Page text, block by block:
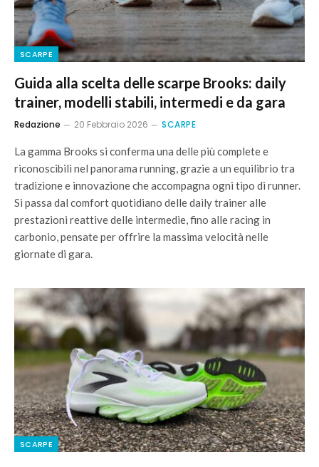
SCARPE
Guida alla scelta delle scarpe Brooks: daily
trainer, modelli stabili, intermedi e da gara
Redazione 20 Febbraio 2026 SCARPE
La gamma Brooks si conferma una delle più complete e
riconoscibili nel panorama running, grazie a un equilibrio tra
tradizione e innovazione che accompagna ogni tipo di runner.
Si passa dal comfort quotidiano delle daily trainer alle
prestazioni reattive delle intermedie, fino alle racing in
carbonio, pensate per offrire la massima velocità nelle
giornate di gara.
SCARPE